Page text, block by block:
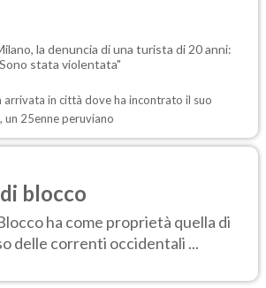
la denuncia di una turista di 20 anni:
stata violentata"
arrivata in città dove ha incontrato il suo
25enne peruviano
blocco
ha come proprietà quella di
delle correnti occidentali ...